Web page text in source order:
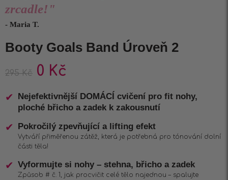
zrcadle!"
- Maria T.
Booty Goals Band Úroveň 2
295Kč 0 Kč
Nejefektivnější DOMÁCÍ cvičení pro fit nohy,
ploché břicho a zadek k zakousnutí
Pokročilý zpevňující a lifting efekt
Vytváří přiměřenou zátěž, která je potřebná pro tónování dolní
části těla!
Vyformujte si nohy – stehna, břicho a zadek
Způsob # č. 1, jak procvičit celé tělo najednou – spalujte